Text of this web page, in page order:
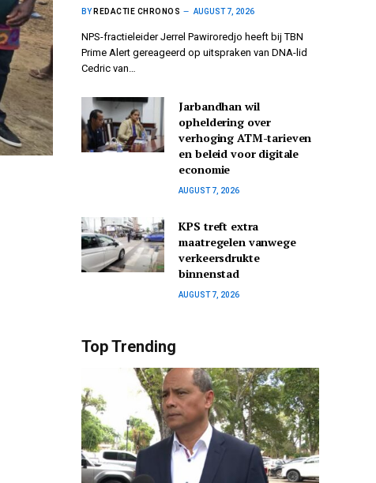
BY REDACTIE CHRONOS AUGUST 7, 2026
NPS-fractieleider Jerrel Pawiroredjo heeft bij TBN
Prime Alert gereageerd op uitspraken van DNA-lid
Cedric van…
Jarbandhan wil
opheldering over
verhoging ATM-tarieven
en beleid voor digitale
economie
AUGUST 7, 2026
KPS treft extra
maatregelen vanwege
verkeersdrukte
binnenstad
AUGUST 7, 2026
Top Trending